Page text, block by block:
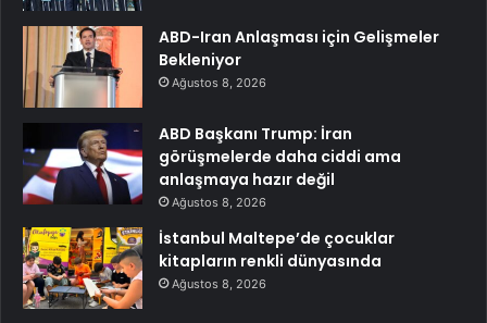
ABD-Iran Anlaşması için Gelişmeler
Bekleniyor
Ağustos 8, 2026
ABD Başkanı Trump: İran
görüşmelerde daha ciddi ama
anlaşmaya hazır değil
Ağustos 8, 2026
İstanbul Maltepe’de çocuklar
kitapların renkli dünyasında
Ağustos 8, 2026